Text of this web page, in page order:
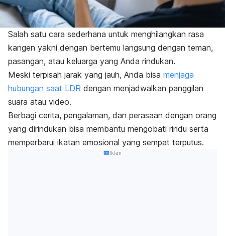
Salah satu cara sederhana untuk menghilangkan rasa
kangen yakni dengan bertemu langsung dengan teman,
pasangan, atau keluarga yang Anda rindukan.
Meski terpisah jarak yang jauh, Anda bisa menjaga
hubungan saat LDR dengan menjadwalkan panggilan
suara atau video.
Berbagi cerita, pengalaman, dan perasaan dengan orang
yang dirindukan bisa membantu mengobati rindu serta
memperbarui ikatan emosional yang sempat terputus.
Iklan